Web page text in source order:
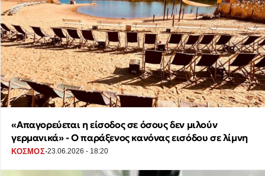
«Απαγορεύεται η είσοδος σε όσους δεν μιλούν
γερμανικά» - Ο παράξενος κανόνας εισόδου σε λίμνη
ΚΟΣΜΟΣ·23.06.2026 - 18:20